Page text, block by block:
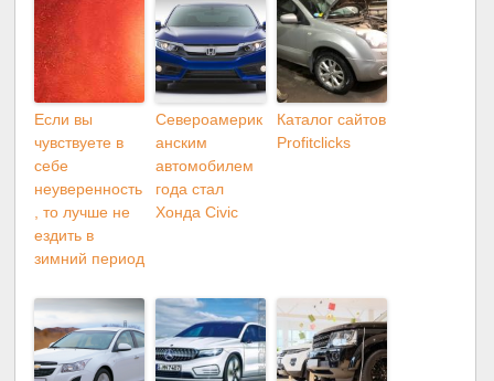
Если вы
чувствуете в
себе
неуверенность
, то лучше не
ездить в
зимний период
Североамерик
анским
автомобилем
года стал
Хонда Civic
Каталог сайтов
Profitclicks